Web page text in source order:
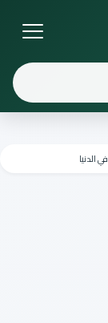
الدنيا